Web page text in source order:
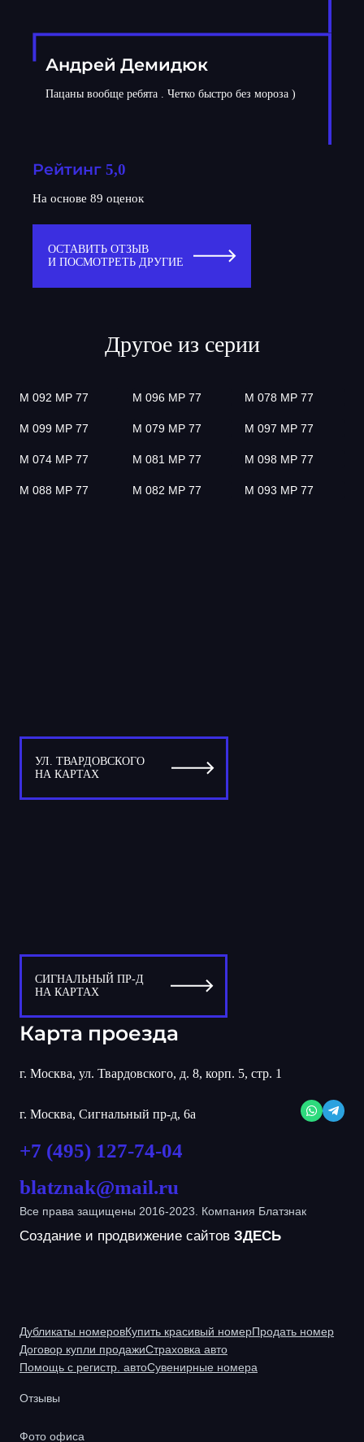
Андрей Демидюк
Пацаны вообще ребята . Четко быстро без мороза )
Рейтинг 5,0
На основе 89 оценок
ОСТАВИТЬ ОТЗЫВ
И ПОСМОТРЕТЬ ДРУГИЕ
Другое из серии
М 092 МР 77 М 096 МР 77 М 078 МР 77
М 099 МР 77 М 079 МР 77 М 097 МР 77
М 074 МР 77 М 081 МР 77 М 098 МР 77
М 088 МР 77 М 082 МР 77 М 093 МР 77
УЛ. ТВАРДОВСКОГО
НА КАРТАХ
СИГНАЛЬНЫЙ ПР-Д
НА КАРТАХ
Карта проезда
г. Москва, ул. Твардовского, д. 8, корп. 5, стр. 1
г. Москва, Сигнальный пр-д, 6а
+7 (495) 127-74-04
blatznak@mail.ru
Все права защищены 2016-2023. Компания Блатзнак
Создание и продвижение сайтов ЗДЕСЬ
Дубликаты номеровКупить красивый номерПродать номер
Договор купли продажиСтраховка авто
Помощь с регистр. автоСувенирные номера
Отзывы
Фото офиса